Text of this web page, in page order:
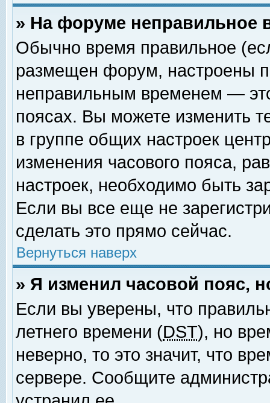
» На форуме неправильное
Обычно время правильное
размещен форум, настроены
неправильным временем —
поясах. Вы можете изменить
в группе общих настроек
изменения часового пояса,
настроек, необходимо быть
Если вы все еще не
сделать это прямо сейчас.
Вернуться наверх
» Я изменил часовой пояс,
Если вы уверены, что
летнего времени (DST), но
неверно, то это значит, что
сервере. Сообщите